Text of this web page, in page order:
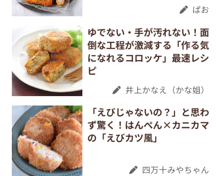
ぱお
ゆでない・手が汚れない！面
倒な工程が激減する「作る気
になれるコロッケ」最速レシ
ピ
井上かなえ（かな姐）
「えびじゃないの？」と思わ
ず驚く！はんぺん×カニカマ
の「えびカツ風」
四万十みやちゃん